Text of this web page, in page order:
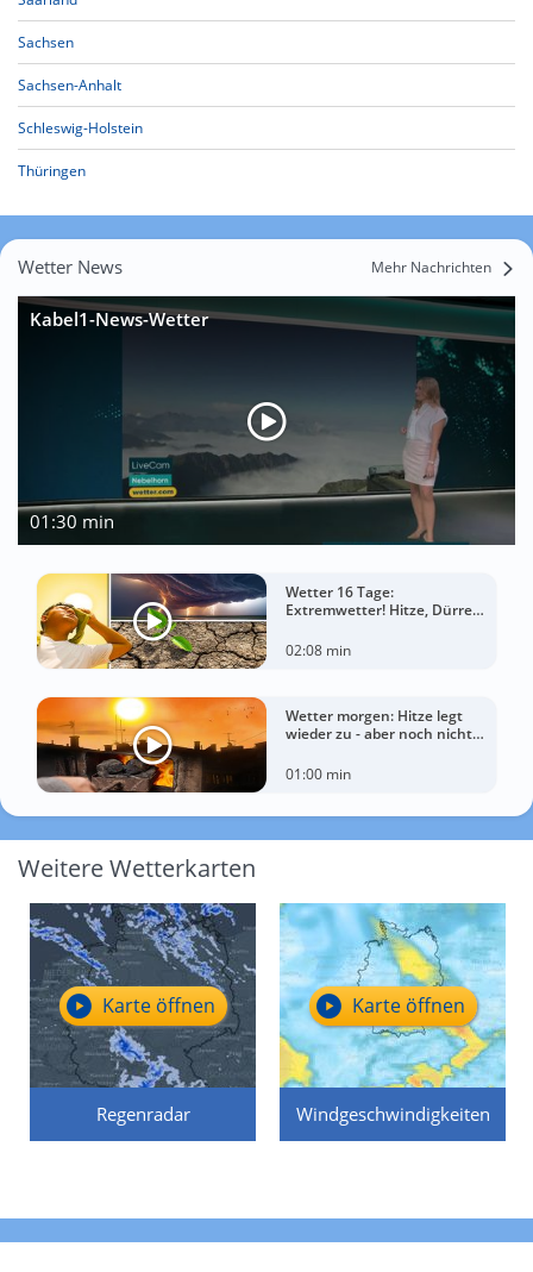
Sachsen
Sachsen-Anhalt
Schleswig-Holstein
Thüringen
Wetter News Mehr Nachrichten
Kabel1-News-Wetter
01:30 min
Wetter 16 Tage:
Extremwetter! Hitze, Dürre
02:08 min
Wetter morgen: Hitze legt
wieder zu - aber noch nicht
01:00 min
Weitere Wetterkarten
Regenradar
Karte öffnen
Windgeschwindigkeiten
Karte öffnen